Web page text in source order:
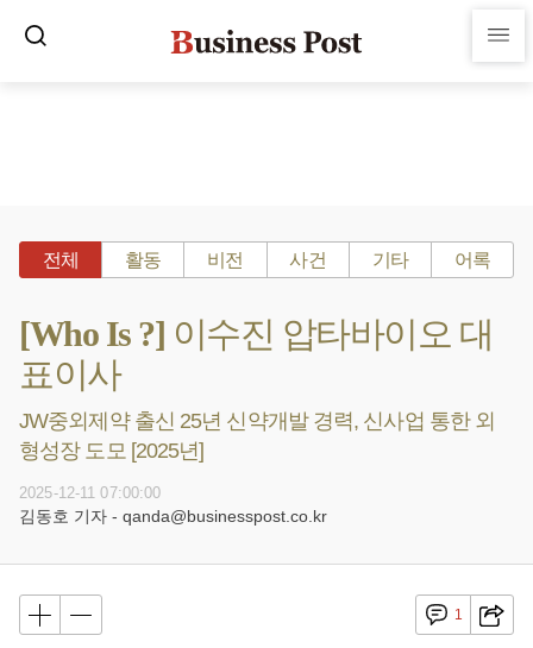
전체 활동 비전 사건 기타 어록
[Who Is ?] 이수진 압타바이오 대
표이사
JW중외제약 출신 25년 신약개발 경력, 신사업 통한 외
형성장 도모 [2025년]
2025-12-11 07:00:00
김동호 기자 - qanda@businesspost.co.kr
1